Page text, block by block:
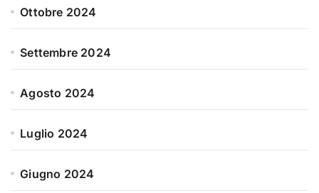
Ottobre 2024
Settembre 2024
Agosto 2024
Luglio 2024
Giugno 2024